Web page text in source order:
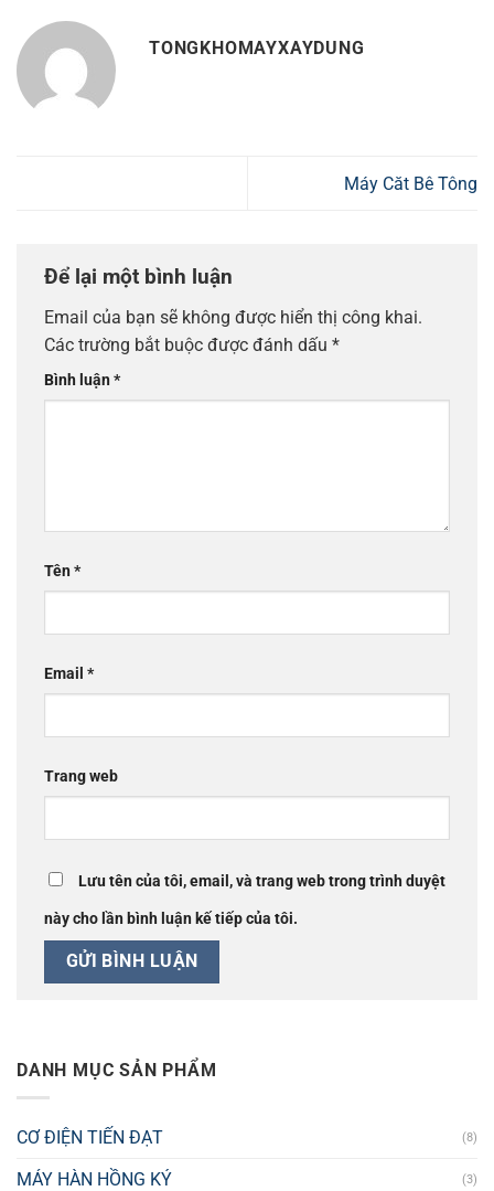
TONGKHOMAYXAYDUNG
Máy Căt Bê Tông
Để lại một bình luận
Email của bạn sẽ không được hiển thị công khai.
Các trường bắt buộc được đánh dấu *
Bình luận*
Tên*
Email *
Trang web
Lưu tên của tôi, email, và trang web trong trình duyệt
này cho lần bình luận kế tiếp của tôi.
DANH MỤC SẢN PHẨM
CƠ ĐIỆN TIẾN ĐẠT (8)
MÁY HÀN HỒNG KÝ (3)